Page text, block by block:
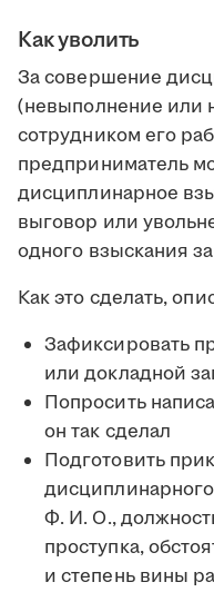
Как уволить
За совершение
(невыполнение или
сотрудником его
предприниматель
дисциплинарное
выговор или
одного взыскания
Как это сделать,
Зафиксировать
или докладной
Попросить
он так сделал
Подготовить
Ф. И. О.,
проступка,
и степень вины